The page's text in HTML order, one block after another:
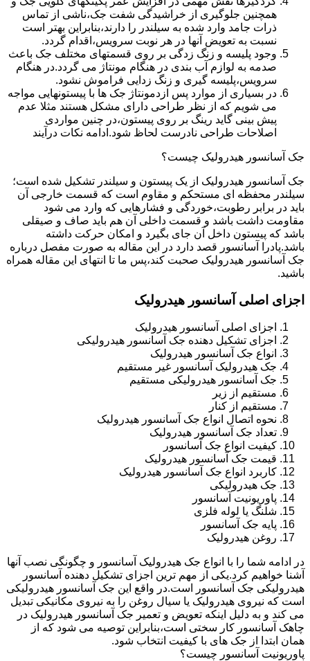
همچنین جلوگیری از خراشیدگی شفت جک،ناشی از تماس
ذرات جامد وارد شده به سیلندر را دارند،بنابراین بهتر است
نسبت به تعویض آنها در هر نوبت سرویس،اقدام گردد.
وجود پلیسه و زنگ زدگی بر روی قسمتهای مختلف جک باعث
صدمه به لوازم آب بندی در هنگام مونتاژ می گردد.در هنگام
سرویس،پلیسه گیری و زنگ زدایی فراموش نشود.
در بسیاری از موارد پس ازدمونتاژ جک ها با پیستونهایی مواجه
می شویم که از نظر طراحی دارای مشکل هستند مثلا عدم
پیش بینی گاید رینگ بر روی پیستون،در چنین مواردی
اصلاحات طراحی نادرست لحاظ شود.ادامه نکات درآیند
جک آسانسور هیدرولیک چیست؟
جک آسانسور هیدرولیک از یک پیستون و سیلندر تشکیل شده است؛
سیلندر محفظه ای مستحکم و مقاوم است که قسمت خارجی آن
باید در برابر رطوبت،خوردگی و فشارهایی که وارد می شود
مقاومت داشت باشد و قسمت داخلی آن هم باید صاف و صیقلی
باشد که پیستون داخل آن جای بگیرد و امکان حرکت داشته
باشد.پادرا آسانسور قصد دارد در این مقاله به صورت مفصل درباره
جک آسانسور هیدرولیک صحبت کند،پس ما تا انتهای این مقاله همراه
باشید.
اجزای اصلی آسانسور هیدرولیک
اجزای اصلی آسانسور هیدرولیک
اجزای تشکیل دهنده جک آسانسور هیدرولیکی
انواع جک آسانسور هیدرولیک
جک هیدرولیک آسانسور غیر مستقیم
جک آسانسور هیدرولیکی مستقیم
مستقیم از زیر
مستقیم از کنار
نحوه اتصال انواع جک آسانسور هیدرولیک
تعداد جک آسانسور هیدرولیک
کیفیت انواع جک آسانسور
قیمت جک آسانسور هیدرولیک
کاربرد انواع جک آسانسور هیدرولیک
جک هیدرولیکی
پاوریونیت آسانسور
شلنگ یا لوله فلزی
پایه جک آسانسور
روغن هیدرولیک
در ادامه شما را با انواع جک هیدرولیک آسانسور و چگونگی نصب آنها
آشنا خواهیم کرد.یکی از مهم ترین اجزای تشکیل دهنده آسانسور
هیدرولیکی جک آسانسور است.در واقع این جک آسانسور هیدرولیکی
است که نیروی هیدرولیک یا سیال روغن را به نیروی مکانیکی تبدیل
می کند و به دلیل اینکه تعویض و تعمیر جک آسانسور هیدرولیک در
چاهک آسانسور کار سختی است،بنابراین توصیه می شود که از
همان ابتدا از جک های با کیفیت انتخاب شود.
پاوریونیت آسانسور چیست؟